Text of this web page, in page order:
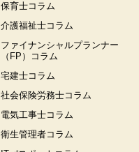
保育士コラム
介護福祉士コラム
ファイナンシャルプランナー
（FP）コラム
宅建士コラム
社会保険労務士コラム
電気工事士コラム
衛生管理者コラム